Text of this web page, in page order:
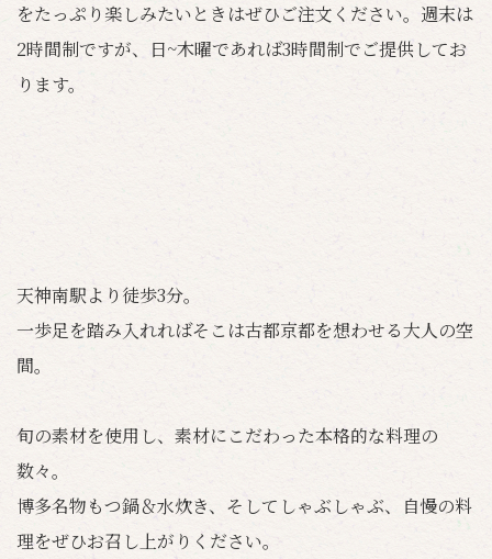
をたっぷり楽しみたいときはぜひご注文ください。週末は
2時間制ですが、日~木曜であれば3時間制でご提供してお
ります。
天神南駅より徒歩3分。
一歩足を踏み入れればそこは古都京都を想わせる大人の空
間。
旬の素材を使用し、素材にこだわった本格的な料理の
数々。
博多名物もつ鍋＆水炊き、そしてしゃぶしゃぶ、自慢の料
理をぜひお召し上がりください。